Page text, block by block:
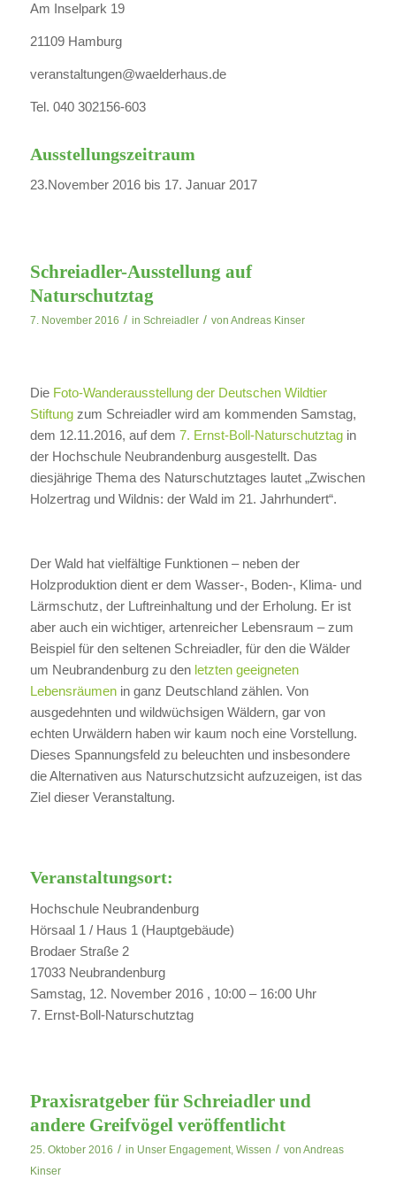
Am Inselpark 19
21109 Hamburg
veranstaltungen@waelderhaus.de
Tel. 040 302156-603
Ausstellungszeitraum
23.November 2016 bis 17. Januar 2017
Schreiadler-Ausstellung auf
Naturschutztag
7. November 2016 / in Schreiadler / von Andreas Kinser
Die Foto-Wanderausstellung der Deutschen Wildtier
Stiftungzum Schreiadler wird am kommenden Samstag,
dem 12.11.2016, auf dem 7. Ernst-Boll-Naturschutztagin
der Hochschule Neubrandenburg ausgestellt. Das
diesjährige Thema des Naturschutztages lautet „Zwischen
Holzertrag und Wildnis: der Wald im 21. Jahrhundert“.
Der Wald hat vielfältige Funktionen – neben der
Holzproduktion dient er dem Wasser-, Boden-, Klima- und
Lärmschutz, der Luftreinhaltung und der Erholung. Er ist
aber auch ein wichtiger, artenreicher Lebensraum – zum
Beispiel für den seltenen Schreiadler, für den die Wälder
um Neubrandenburg zu den letzten geeigneten
Lebensräumenin ganz Deutschland zählen. Von
ausgedehnten und wildwüchsigen Wäldern, gar von
echten Urwäldern haben wir kaum noch eine Vorstellung.
Dieses Spannungsfeld zu beleuchten und insbesondere
die Alternativen aus Naturschutzsicht aufzuzeigen, ist das
Ziel dieser Veranstaltung.
Veranstaltungsort:
Hochschule Neubrandenburg
Hörsaal 1 / Haus 1 (Hauptgebäude)
Brodaer Straße 2
17033 Neubrandenburg
Samstag, 12. November 2016 , 10:00 – 16:00 Uhr
7. Ernst-Boll-Naturschutztag
Praxisratgeber für Schreiadler und
andere Greifvögel veröffentlicht
25. Oktober 2016 / in Unser Engagement, Wissen / von Andreas
Kinser